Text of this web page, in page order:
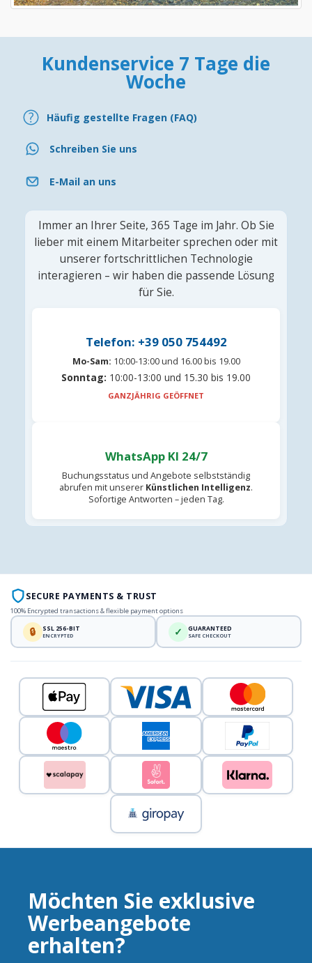
Kundenservice 7 Tage die
Woche
Häufig gestellte Fragen (FAQ)
Schreiben Sie uns
E-Mail an uns
Immer an Ihrer Seite, 365 Tage im Jahr. Ob Sie
lieber mit einem Mitarbeiter sprechen oder mit
unserer fortschrittlichen Technologie
interagieren – wir haben die passende Lösung
für Sie.
Telefon: +39 050 754492
Mo-Sam: 10:00-13:00 und 16.00 bis 19.00
Sonntag: 10:00-13:00 und 15.30 bis 19.00
GANZJÄHRIG GEÖFFNET
WhatsApp KI 24/7
Buchungsstatus und Angebote selbstständig
abrufen mit unserer Künstlichen Intelligenz.
Sofortige Antworten – jeden Tag.
SECURE PAYMENTS & TRUST
100% Encrypted transactions & flexible payment options
🔒 SSL 256-BIT
ENCRYPTED ✓ GUARANTEED
SAFE CHECKOUT
Möchten Sie exklusive
Werbeangebote
erhalten?